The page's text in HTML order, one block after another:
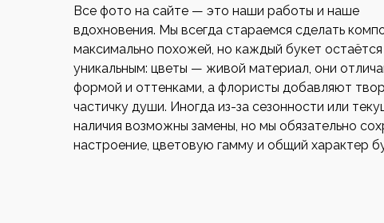
Все фото на сайте — это наши работы и наше
вдохновения. Мы всегда стараемся сделать
максимально похожей, но каждый букет остаётся
уникальным: цветы — живой материал, они
формой и оттенками, а флористы добавляют
частичку души. Иногда из-за сезонности или
наличия возможны замены, но мы обязательно
настроение, цветовую гамму и общий характер